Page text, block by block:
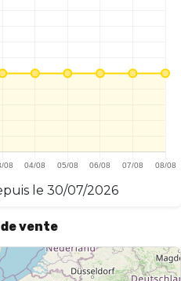
le 30/07/2026
vente